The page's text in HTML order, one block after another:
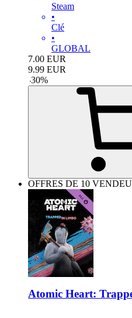
Steam
•
Clé
•
GLOBAL
7.00 EUR
9.99 EUR
-30%
OFFRES DE 10
Atomic Heart: